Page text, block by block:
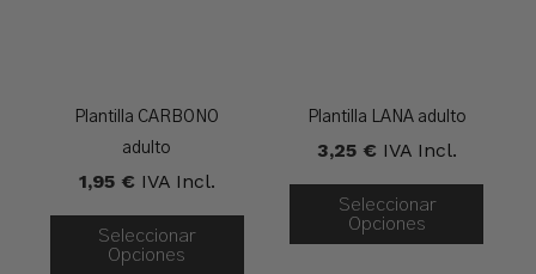
Plantilla CARBONO
adulto
1,95 € IVA Incl.
Seleccionar
Opciones
Plantilla LANA adulto
3,25 € IVA Incl.
Seleccionar
Opciones